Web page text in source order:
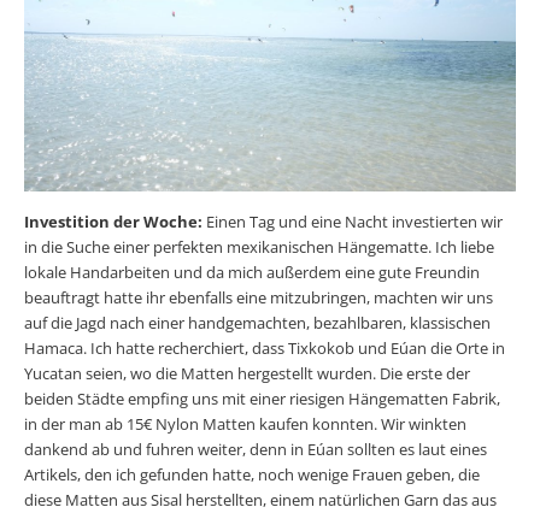
Investition der Woche: Einen Tag und eine Nacht investierten wir
in die Suche einer perfekten mexikanischen Hängematte. Ich liebe
lokale Handarbeiten und da mich außerdem eine gute Freundin
beauftragt hatte ihr ebenfalls eine mitzubringen, machten wir uns
auf die Jagd nach einer handgemachten, bezahlbaren, klassischen
Hamaca. Ich hatte recherchiert, dass Tixkokob und Eúan die Orte in
Yucatan seien, wo die Matten hergestellt wurden. Die erste der
beiden Städte empfing uns mit einer riesigen Hängematten Fabrik,
in der man ab 15€ Nylon Matten kaufen konnten. Wir winkten
dankend ab und fuhren weiter, denn in Eúan sollten es laut eines
Artikels, den ich gefunden hatte, noch wenige Frauen geben, die
diese Matten aus Sisal herstellten, einem natürlichen Garn das aus